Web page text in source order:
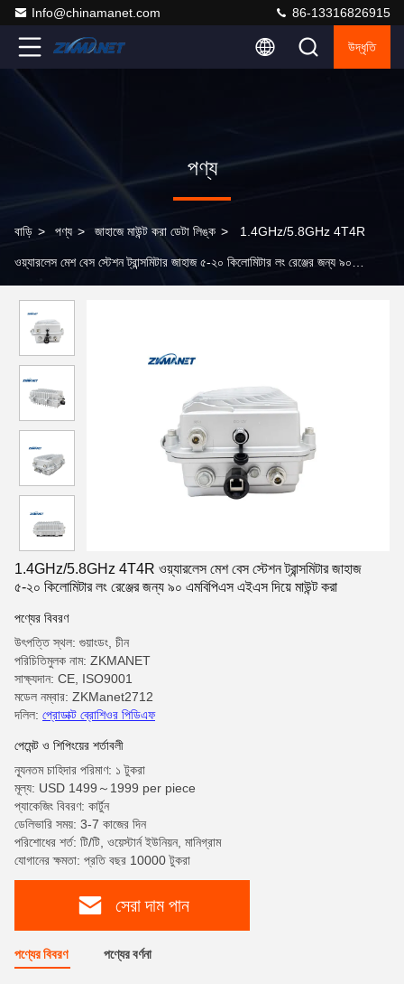
Info@chinamanet.com 86-13316826915
উদ্ধৃতি
পণ্য
বাড়ি > পণ্য > জাহাজে মাউন্ট করা ডেটা লিঙ্ক > 1.4GHz/5.8GHz 4T4R
ওয়্যারলেস মেশ বেস স্টেশন ট্রান্সমিটার জাহাজ ৫-২০ কিলোমিটার লং রেঞ্জের জন্য ৯০
1.4GHz/5.8GHz 4T4R ওয়্যারলেস মেশ বেস স্টেশন ট্রান্সমিটার জাহাজ
৫-২০ কিলোমিটার লং রেঞ্জের জন্য ৯০ এমবিপিএস এইএস দিয়ে মাউন্ট করা
পণ্যের বিবরণ
উৎপত্তি স্থল: গুয়াংডং, চীন
পরিচিতিমুলক নাম: ZKMANET
সাক্ষ্যদান: CE, ISO9001
মডেল নম্বার: ZKManet2712
দলিল: প্রোডাক্ট ব্রোশিওর পিডিএফ
পেমেন্ট ও শিপিংয়ের শর্তাবলী
ন্যূনতম চাহিদার পরিমাণ: ১ টুকরা
মূল্য: USD 1499～1999 per piece
প্যাকেজিং বিবরণ: কার্টুন
ডেলিভারি সময়: 3-7 কাজের দিন
পরিশোধের শর্ত: টি/টি, ওয়েস্টার্ন ইউনিয়ন, মানিগ্রাম
যোগানের ক্ষমতা: প্রতি বছর 10000 টুকরা
সেরা দাম পান
পণ্যের বিবরণ পণ্যের বর্ণনা